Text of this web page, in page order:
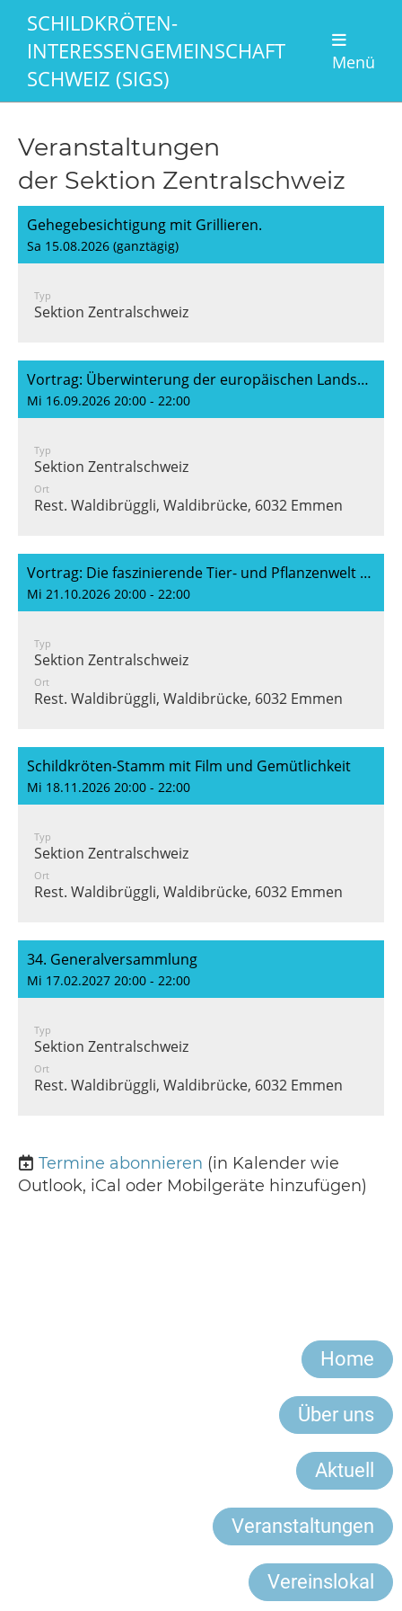
SCHILDKRÖTEN-
INTERESSENGEMEINSCHAFT
SCHWEIZ (SIGS)
Menü
Veranstaltungen
der Sektion Zentralschweiz
Gehegebesichtigung mit Grillieren.
Sa 15.08.2026 (ganztägig)
Typ
Sektion Zentralschweiz
Vortrag: Überwinterung der europäischen Landschildkröten (P. Lengwiler)
Mi 16.09.2026 20:00 - 22:00
Typ
Sektion Zentralschweiz
Ort
Rest. Waldibrüggli, Waldibrücke, 6032 Emmen
Vortrag: Die faszinierende Tier- und Pflanzenwelt der Seychellen (Stefan Kundert)
Mi 21.10.2026 20:00 - 22:00
Typ
Sektion Zentralschweiz
Ort
Rest. Waldibrüggli, Waldibrücke, 6032 Emmen
Schildkröten-Stamm mit Film und Gemütlichkeit
Mi 18.11.2026 20:00 - 22:00
Typ
Sektion Zentralschweiz
Ort
Rest. Waldibrüggli, Waldibrücke, 6032 Emmen
34. Generalversammlung
Mi 17.02.2027 20:00 - 22:00
Typ
Sektion Zentralschweiz
Ort
Rest. Waldibrüggli, Waldibrücke, 6032 Emmen
Termine abonnieren (in Kalender wie
Outlook, iCal oder Mobilgeräte hinzufügen)
Home
Über uns
Aktuell
Veranstaltungen
Vereinslokal